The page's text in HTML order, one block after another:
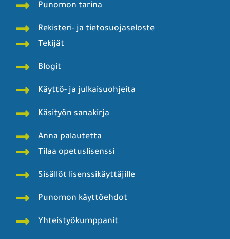
Punomon tarina
Rekisteri- ja tietosuojaseloste
Tekijät
Blogit
Käyttö- ja julkaisuohjeita
Käsityön sanakirja
Anna palautetta
Tilaa opetuslisenssi
Sisällöt lisenssikäyttäjille
Punomon käyttöehdot
Yhteistyökumppanit